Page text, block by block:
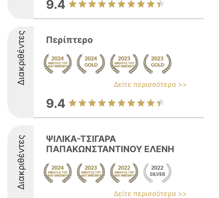
9.4
Διακριθέντες Περίπτερο
Δείτε περισσότερα >>
9.4
Διακριθέντες
ΨΙΛΙΚΑ-ΤΣΙΓΑΡΑ
ΠΑΠΑΚΩΝΣΤΑΝΤΙΝΟΥ ΕΛΕΝΗ
Δείτε περισσότερα >>